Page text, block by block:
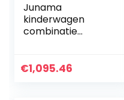
Junama
kinderwagen
combinatie
babyzitje +
€1,095.46